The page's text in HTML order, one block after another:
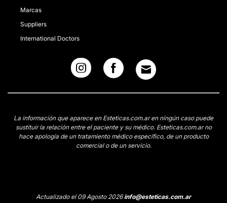
Marcas
Suppliers
International Doctors
La información que aparece en Esteticas.com.ar en ningún caso puede
sustituir la relación entre el paciente y su médico. Esteticas.com.ar no
hace apología de un tratamiento médico específico, de un producto
comercial o de un servicio.
Actualizado el 09 Agosto 2026info@esteticas.com.ar